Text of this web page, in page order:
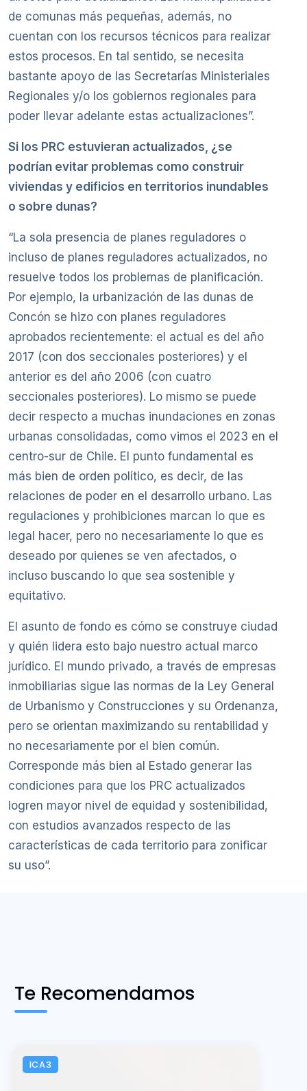
de comunas más pequeñas, además, no
cuentan con los recursos técnicos para realizar
estos procesos. En tal sentido, se necesita
bastante apoyo de las Secretarías Ministeriales
Regionales y/o los gobiernos regionales para
poder llevar adelante estas actualizaciones”.
Si los PRC estuvieran actualizados, ¿se
podrían evitar problemas como construir
viviendas y edificios en territorios inundables
o sobre dunas?
“La sola presencia de planes reguladores o
incluso de planes reguladores actualizados, no
resuelve todos los problemas de planificación.
Por ejemplo, la urbanización de las dunas de
Concón se hizo con planes reguladores
aprobados recientemente: el actual es del año
2017 (con dos seccionales posteriores) y el
anterior es del año 2006 (con cuatro
seccionales posteriores). Lo mismo se puede
decir respecto a muchas inundaciones en zonas
urbanas consolidadas, como vimos el 2023 en el
centro-sur de Chile. El punto fundamental es
más bien de orden político, es decir, de las
relaciones de poder en el desarrollo urbano. Las
regulaciones y prohibiciones marcan lo que es
legal hacer, pero no necesariamente lo que es
deseado por quienes se ven afectados, o
incluso buscando lo que sea sostenible y
equitativo.
El asunto de fondo es cómo se construye ciudad
y quién lidera esto bajo nuestro actual marco
jurídico. El mundo privado, a través de empresas
inmobiliarias sigue las normas de la Ley General
de Urbanismo y Construcciones y su Ordenanza,
pero se orientan maximizando su rentabilidad y
no necesariamente por el bien común.
Corresponde más bien al Estado generar las
condiciones para que los PRC actualizados
logren mayor nivel de equidad y sostenibilidad,
con estudios avanzados respecto de las
características de cada territorio para zonificar
su uso”.
Te Recomendamos
ICA3